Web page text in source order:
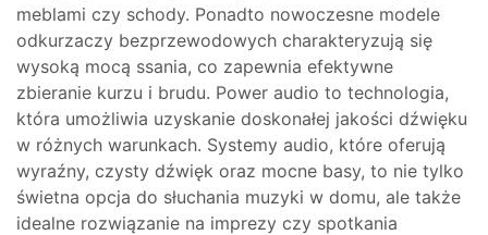
meblami czy schody. Ponadto nowoczesne modele
odkurzaczy bezprzewodowych charakteryzują się
wysoką mocą ssania, co zapewnia efektywne
zbieranie kurzu i brudu. Power audio to technologia,
która umożliwia uzyskanie doskonałej jakości dźwięku
w różnych warunkach. Systemy audio, które oferują
wyraźny, czysty dźwięk oraz mocne basy, to nie tylko
świetna opcja do słuchania muzyki w domu, ale także
idealne rozwiązanie na imprezy czy spotkania